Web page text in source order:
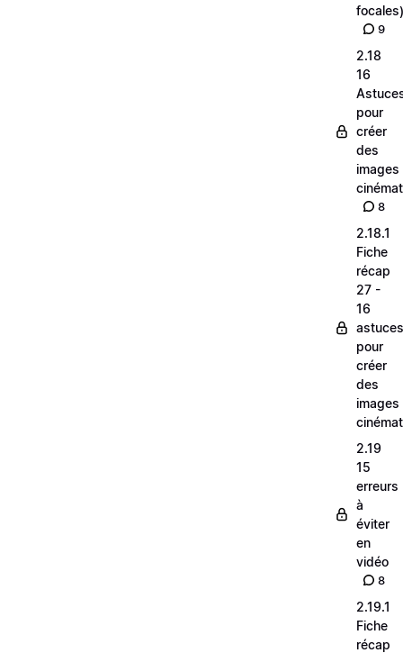
focales)
9
2.18
16
pour
créer
des
images
8
2.18.1
Fiche
récap
27 -
16
astuces
pour
créer
des
images
2.19
15
erreurs
à
éviter
en
vidéo
8
2.19.1
Fiche
récap